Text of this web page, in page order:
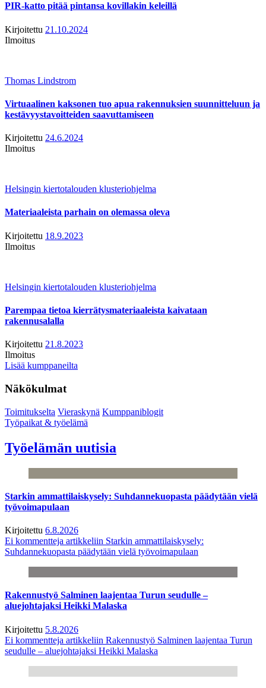
PIR-katto pitää pintansa kovillakin keleillä
Kirjoitettu 21.10.2024
Ilmoitus
Thomas Lindstrom
Virtuaalinen kaksonen tuo apua rakennuksien suunnitteluun ja
kestävyystavoitteiden saavuttamiseen
Kirjoitettu 24.6.2024
Ilmoitus
Helsingin kiertotalouden klusteriohjelma
Materiaaleista parhain on olemassa oleva
Kirjoitettu 18.9.2023
Ilmoitus
Helsingin kiertotalouden klusteriohjelma
Parempaa tietoa kierrätysmateriaaleista kaivataan
rakennusalalla
Kirjoitettu 21.8.2023
Ilmoitus
Lisää kumppaneilta
Näkökulmat
Toimitukselta Vieraskynä Kumppaniblogit
Työpaikat & työelämä
Työelämän uutisia
Starkin ammattilaiskysely: Suhdannekuopasta päädytään vielä
työvoimapulaan
Kirjoitettu 6.8.2026
Ei kommentteja artikkeliin Starkin ammattilaiskysely:
Suhdannekuopasta päädytään vielä työvoimapulaan
Rakennustyö Salminen laajentaa Turun seudulle –
aluejohtajaksi Heikki Malaska
Kirjoitettu 5.8.2026
Ei kommentteja artikkeliin Rakennustyö Salminen laajentaa Turun
seudulle – aluejohtajaksi Heikki Malaska